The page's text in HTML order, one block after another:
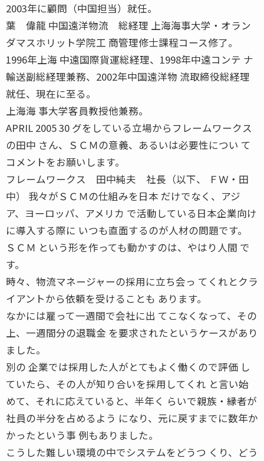
2003年に顧問（中国担当）就任。
葉 偉龍 中国遠洋物流 総経理 上海海事大学・オラン
ダマスホリット学院工 商管理修士課程コース修了。
1996年上海 中遠国際貨運総経理、1998年中遠コンテ ナ
輸送副総経理兼務、2002年中国遠洋物 流取締役総経理
就任、現在に至る。
上海海 事大学客員教授他兼務。
APRIL 2005 30 グをしている立場からフレームワークス
の田中 さん、ＳＣＭの意義、あるいは必要性につい て
コメントをお願いします。
フレームワークス 田中純夫 社長（以下、 ＦＷ・田
中） 我々がＳＣＭの仕組みを日本 だけでなく、アジ
ア、ヨーロッパ、アメリカ で活動している日本企業向け
に導入する際に いつも直面するのが人材の問題です。
ＳＣＭ という形を作っても動かすのは、やはり人間 で
す。
時々、物流マネージャーの採用に立ち会っ てくれとクラ
イアントから依頼を受けることも あります。
なかには雇って一週間で会社に出 てこなくなって、その
上、一週間分の退職金 を要求されたというケースがあり
ました。
別の 企業では採用した人がとてもよく働くので評価 し
ていたら、その人が知り合いを採用してくれ と言い始
めて、それに応えていると、半年く らいで親族・縁者が
社員の半分を占めるよう になり、元に戻すまでに数年か
かったという事 例もありました。
こうした難しい環境の中でシステムをどうつ くり、どう